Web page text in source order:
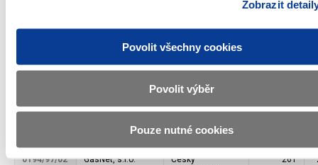
Zobrazit
Povolit všechny cookies
Povolit výběr
Pouze nutné cookies
0190/97/01
ČEZ Distribuce,
Východočeské
261
služby, s.r.o.
energ. závody
Ostramo Ostrava,
plynárenský
0194/97/02 GasNet, s.r.o.
Český
261